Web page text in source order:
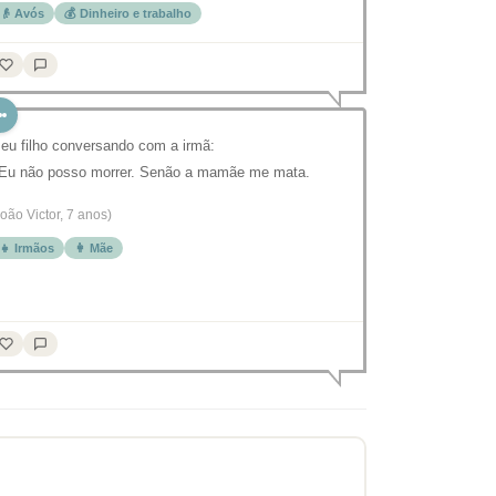
👴 Avós 💰 Dinheiro e trabalho
filho conversando com a irmã:
não posso morrer. Senão a mamãe me mata.
Victor, 7 anos)
👧 Irmãos 👩 Mãe